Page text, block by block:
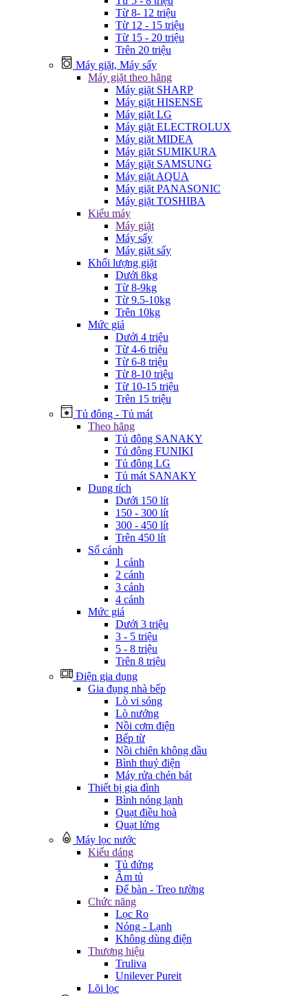
Từ 8- 12 triệu
Từ 12 - 15 triệu
Từ 15 - 20 triệu
Trên 20 triệu
Máy giặt, Máy sấy
Máy giặt theo hãng
Máy giặt SHARP
Máy giặt HISENSE
Máy giặt LG
Máy giặt ELECTROLUX
Máy giặt MIDEA
Máy giặt SUMIKURA
Máy giặt SAMSUNG
Máy giặt AQUA
Máy giặt PANASONIC
Máy giặt TOSHIBA
Kiểu máy
Máy giặt
Máy sấy
Máy giặt sấy
Khối lượng giặt
Dưới 8kg
Từ 8-9kg
Từ 9.5-10kg
Trên 10kg
Mức giá
Dưới 4 triệu
Từ 4-6 triệu
Từ 6-8 triệu
Từ 8-10 triệu
Từ 10-15 triệu
Trên 15 triệu
Tủ đông - Tủ mát
Theo hãng
Tủ đông SANAKY
Tủ đông FUNIKI
Tủ đông LG
Tủ mát SANAKY
Dung tích
Dưới 150 lít
150 - 300 lít
300 - 450 lít
Trên 450 lít
Số cánh
1 cánh
2 cánh
3 cánh
4 cánh
Mức giá
Dưới 3 triệu
3 - 5 triệu
5 - 8 triệu
Trên 8 triệu
Điện gia dụng
Gia đụng nhà bếp
Lò vi sóng
Lò nướng
Nồi cơm điện
Bếp từ
Nồi chiên không dầu
Bình thuỷ điện
Máy rửa chén bát
Thiết bị gia đình
Bình nóng lạnh
Quạt điều hoà
Quạt lửng
Máy lọc nước
Kiểu dáng
Tủ đứng
Âm tủ
Để bàn - Treo tường
Chức năng
Lọc Ro
Nóng - Lạnh
Không dùng điện
Thương hiệu
Truliva
Unilever Pureit
Lõi lọc